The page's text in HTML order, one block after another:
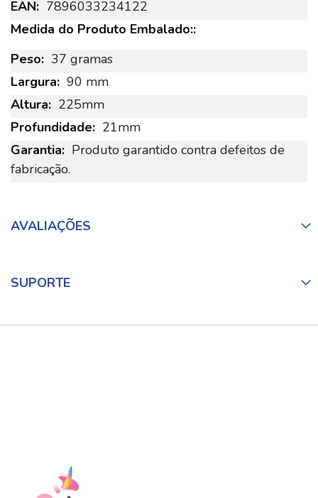
7896033234122
37 gramas
90 mm
225mm
21mm
Produto garantido contra defeitos de
fabricação.
AVALIAÇÕES
SUPORTE